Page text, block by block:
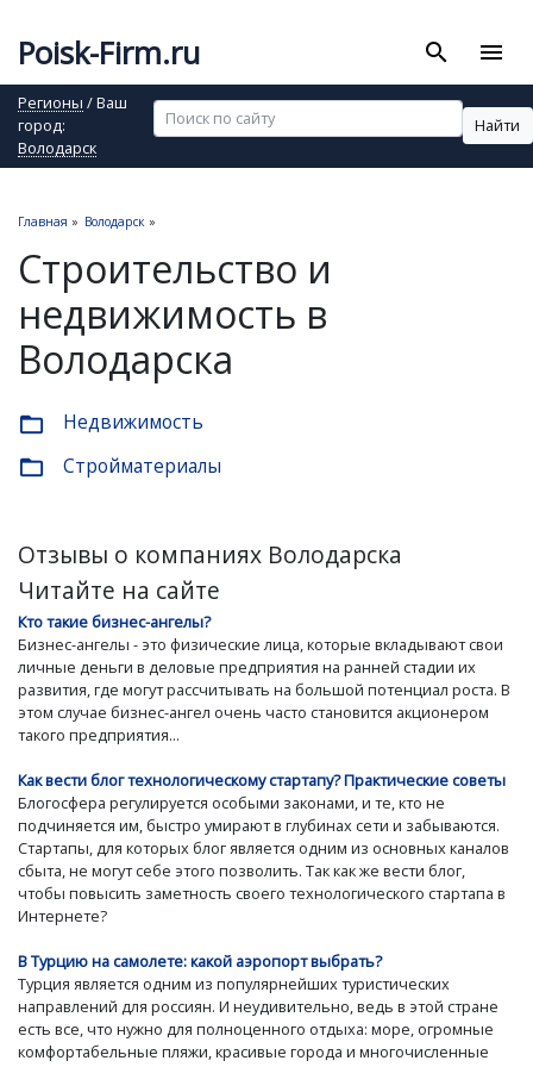
Poisk-Firm.ru search menu
Регионы / Ваш
город:
Володарск
Найти
Главная » Володарск »
Строительство и
недвижимость в
Володарска
folder_open Недвижимость
folder_open Стройматериалы
Отзывы о компаниях Володарска
Читайте на сайте
Кто такие бизнес-ангелы?
Бизнес-ангелы - это физические лица, которые вкладывают свои
личные деньги в деловые предприятия на ранней стадии их
развития, где могут рассчитывать на большой потенциал роста. В
этом случае бизнес-ангел очень часто становится акционером
такого предприятия...
Как вести блог технологическому стартапу? Практические советы
Блогосфера регулируется особыми законами, и те, кто не
подчиняется им, быстро умирают в глубинах сети и забываются.
Стартапы, для которых блог является одним из основных каналов
сбыта, не могут себе этого позволить. Так как же вести блог,
чтобы повысить заметность своего технологического стартапа в
Интернете?
В Турцию на самолете: какой аэропорт выбрать?
Турция является одним из популярнейших туристических
направлений для россиян. И неудивительно, ведь в этой стране
есть все, что нужно для полноценного отдыха: море, огромные
комфортабельные пляжи, красивые города и многочисленные